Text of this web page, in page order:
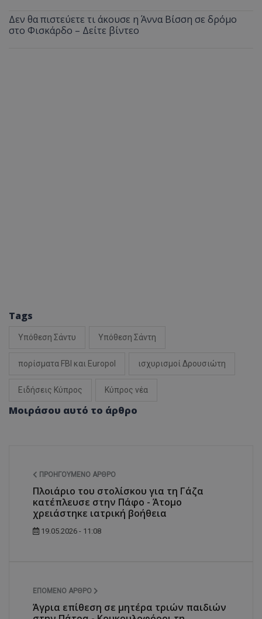
Δεν θα πιστεύετε τι άκουσε η Άννα Βίσση σε δρόμο
στο Φισκάρδο – Δείτε βίντεο
Tags
Υπόθεση Σάντυ Υπόθεση Σάντη
πορίσματα FBI και Europol ισχυρισμοί Δρουσιώτη
Ειδήσεις Κύπρος Κύπρος νέα
Μοιράσου αυτό το άρθρο
ΠΡΟΗΓΟΎΜΕΝΟ ΆΡΘΡΟ
Πλοιάριο του στολίσκου για τη Γάζα
κατέπλευσε στην Πάφο - Άτομο
χρειάστηκε ιατρική βοήθεια
19.05.2026 - 11:08
ΕΠΌΜΕΝΟ ΆΡΘΡΟ
Άγρια επίθεση σε μητέρα τριών παιδιών